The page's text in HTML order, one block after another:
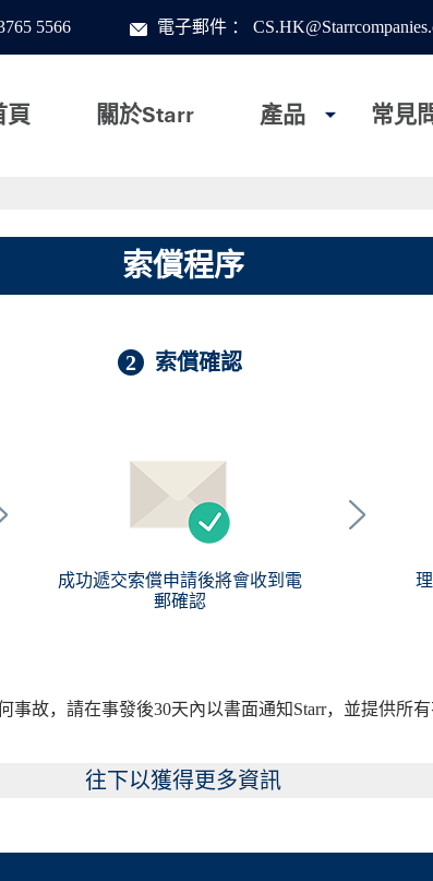
5566 電子郵件 ：
頁 關於Starr 產品 常見
索償程序
2 索償確認
成功遞交索償申請後將會收到電
郵確認
事故，請在事發後30天內以書面通知Starr，並提供所有
往下以獲得更多資訊